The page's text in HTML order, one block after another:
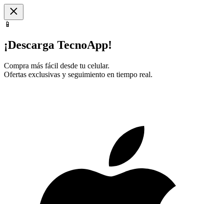
📱
¡Descarga TecnoApp!
Compra más fácil desde tu celular.
Ofertas exclusivas y seguimiento en tiempo real.